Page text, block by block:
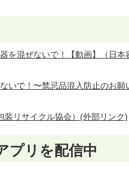
を混ぜないで！【動画】（日
いで！〜禁忌品混入防止のお願
装リサイクル協会）(外部リンク)
プリを配信中